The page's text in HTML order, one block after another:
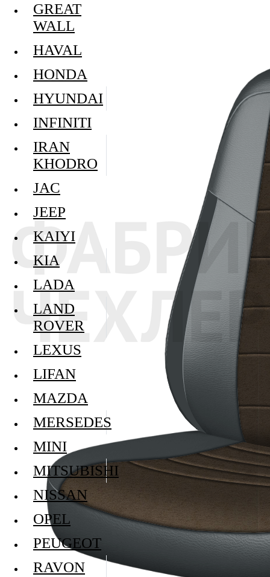
GREAT
WALL
HAVAL
HONDA
HYUNDAI
INFINITI
IRAN
KHODRO
JAC
JEEP
KAIYI
KIA
LADA
LAND
ROVER
LEXUS
LIFAN
MAZDA
MERSEDES
MINI
MITSUBISHI
NISSAN
OPEL
PEUGEOT
RAVON